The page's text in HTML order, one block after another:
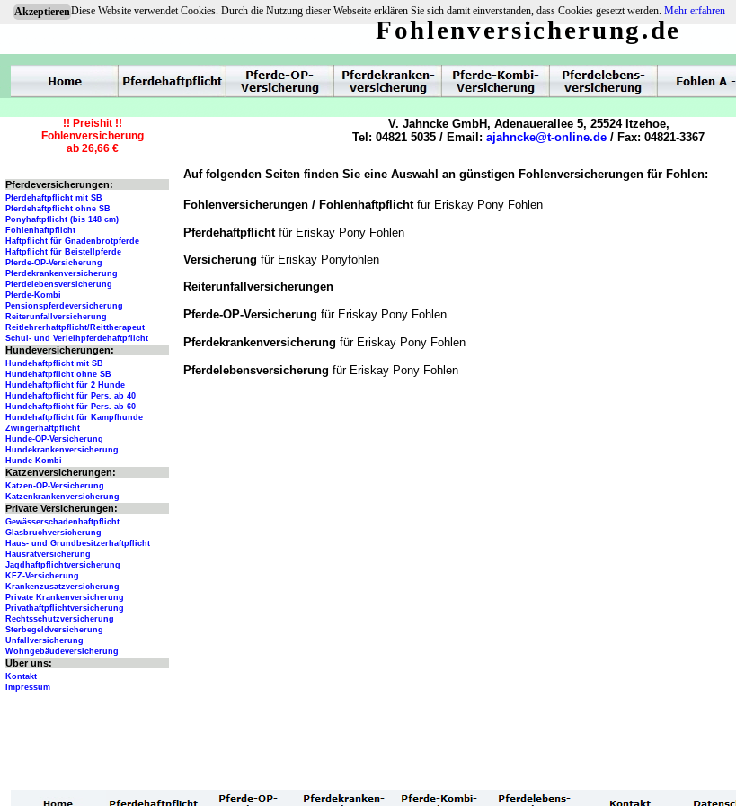
AkzeptierenDiese Website verwendet Cookies. Durch die Nutzung dieser Webseite erklären Sie sich damit einverstanden, dass Cookies gesetzt werden. Mehr erfahren
Auf folgenden Seiten finden Sie eine Auswahl an günstigen Fohlenversicherungen für Fohlen:
Fohlenversicherungen / Fohlenhaftpflicht für Eriskay Pony Fohlen
Pferdehaftpflichtfür Eriskay Pony Fohlen
Versicherung für Eriskay Ponyfohlen
Reiterunfallversicherungen
Pferde-OP-Versicherung für Eriskay Pony Fohlen
Pferdekrankenversicherung für Eriskay Pony Fohlen
Pferdelebensversicherung für Eriskay Pony Fohlen
Fohlenversicherung.de
V. Jahncke GmbH, Adenauerallee 5, 25524 Itzehoe,
Tel: 04821 5035 / Email: ajahncke@t-online.de / Fax: 04821-3367
!! Preishit !!
Fohlenversicherung
ab 26,66 €
Pferdeversicherungen:
Pferdehaftpflicht mit SB
Pferdehaftpflicht ohne SB
Ponyhaftpflicht (bis 148 cm)
Fohlenhaftpflicht
Haftpflicht für Gnadenbrotpferde
Haftpflicht für Beistellpferde
Pferde-OP-Versicherung
Pferdekrankenversicherung
Pferdelebensversicherung
Pferde-Kombi
Pensionspferdeversicherung
Reiterunfallversicherung
Reitlehrerhaftpflicht/Reittherapeut
Schul- und Verleihpferdehaftpflicht
Hundeversicherungen:
Hundehaftpflicht mit SB
Hundehaftpflicht ohne SB
Hundehaftpflicht für 2 Hunde
Hundehaftpflicht für Pers. ab 40
Hundehaftpflicht für Pers. ab 60
Hundehaftpflicht für Kampfhunde
Zwingerhaftpflicht
Hunde-OP-Versicherung
Hundekrankenversicherung
Hunde-Kombi
Katzenversicherungen:
Katzen-OP-Versicherung
Katzenkrankenversicherung
Private Versicherungen:
Gewässerschadenhaftpflicht
Glasbruchversicherung
Haus- und Grundbesitzerhaftpflicht
Hausratversicherung
Jagdhaftpflichtversicherung
KFZ-Versicherung
Krankenzusatzversicherung
Private Krankenversicherung
Privathaftpflichtversicherung
Rechtsschutzversicherung
Sterbegeldversicherung
Unfallversicherung
Wohngebäudeversicherung
Über uns:
Kontakt
Impressum